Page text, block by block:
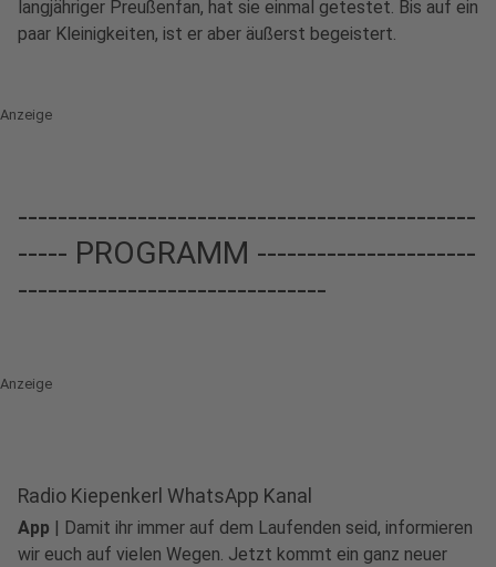
langjähriger Preußenfan, hat sie einmal getestet. Bis auf ein
paar Kleinigkeiten, ist er aber äußerst begeistert.
Anzeige
----------------------------------------------
----- PROGRAMM ----------------------
-------------------------------
Anzeige
Radio Kiepenkerl WhatsApp Kanal
App | Damit ihr immer auf dem Laufenden seid, informieren
wir euch auf vielen Wegen. Jetzt kommt ein ganz neuer